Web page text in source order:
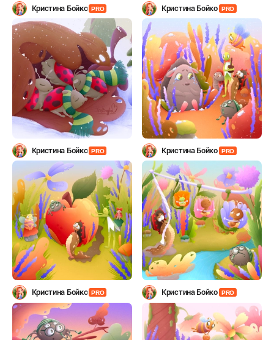
Кристина Бойко PRO Кристина Бойко PRO
Кристина Бойко PRO Кристина Бойко PRO
Кристина Бойко PRO Кристина Бойко PRO